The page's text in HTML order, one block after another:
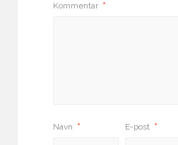
Kommentar *
Navn * E-post *